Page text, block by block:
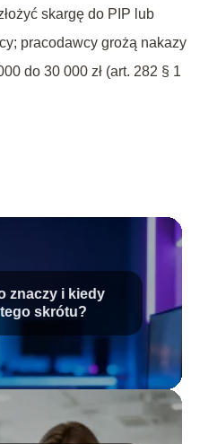
skargę do PIP lub
pracodawcy grożą nakazy
do 30 000 zł (art. 282 § 1
znaczy i kiedy
skrótu?